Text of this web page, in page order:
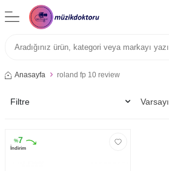
Anasayfa roland fp 10 review
Filtre
%7
İndirim